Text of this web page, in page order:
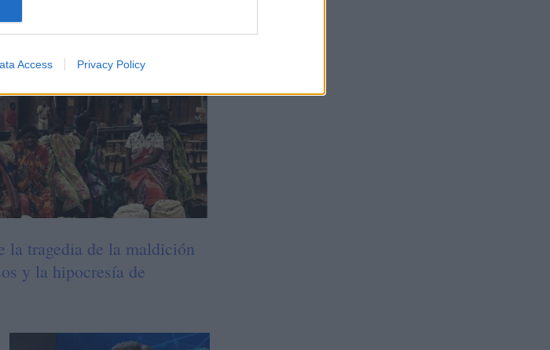
Access Privacy Policy
la tragedia de la maldición
y la hipocresía de